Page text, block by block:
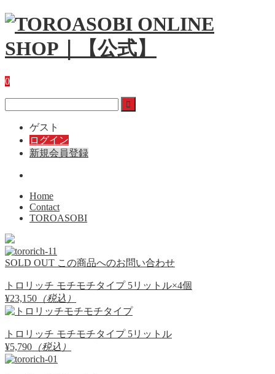
0
ゲスト
ログイン
新規会員登録
Home
Contact
TOROASOBI
SOLD OUT この商品へのお問い合わせ
トロリッチ モチモチタイプ 5リットル×4個
¥23,150 （税込）
トロリッチ モチモチタイプ 5リットル
¥5,790 （税込）